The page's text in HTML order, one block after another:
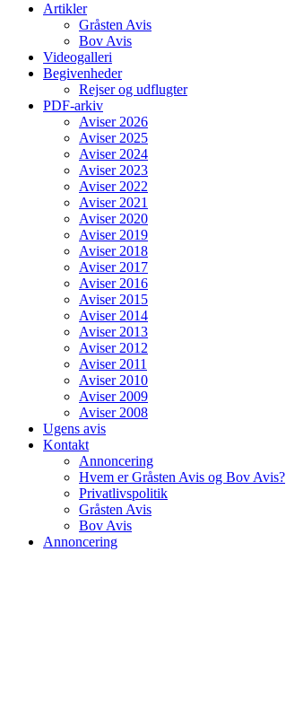
Artikler
Gråsten Avis
Bov Avis
Videogalleri
Begivenheder
Rejser og udflugter
PDF-arkiv
Aviser 2026
Aviser 2025
Aviser 2024
Aviser 2023
Aviser 2022
Aviser 2021
Aviser 2020
Aviser 2019
Aviser 2018
Aviser 2017
Aviser 2016
Aviser 2015
Aviser 2014
Aviser 2013
Aviser 2012
Aviser 2011
Aviser 2010
Aviser 2009
Aviser 2008
Ugens avis
Kontakt
Annoncering
Hvem er Gråsten Avis og Bov Avis?
Privatlivspolitik
Gråsten Avis
Bov Avis
Annoncering